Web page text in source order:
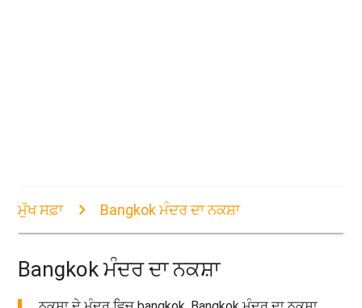
ਮੁੱਖ ਸਫ਼ਾ Bangkok ਮੰਦਰ ਦਾ ਨਕਸ਼ਾ
Bangkok ਮੰਦਰ ਦਾ ਨਕਸ਼ਾ